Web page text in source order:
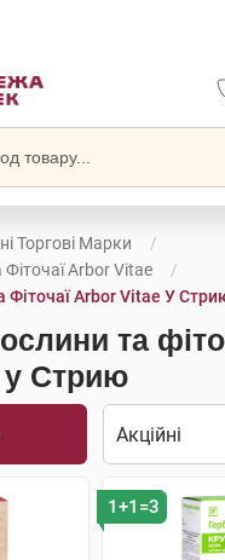
Торгові Марки
Фіточаї Arbor Vitae
Фіточаї Arbor Vitae У
та
у Стрию
1+1=3